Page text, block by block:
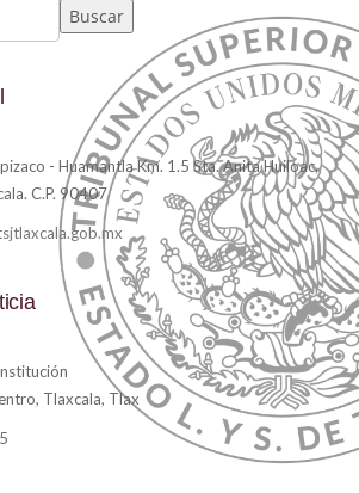
Buscar
- Huamantla Km. 1.5 Sta. Anita Huiloac,
C.P. 90407
Tlaxcala, Tlax